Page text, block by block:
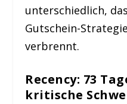
unterschiedlich,
Gutschein-
verbrennt.
Recency: 73
kritische